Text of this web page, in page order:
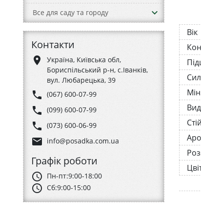
Все для саду та городу keyboard_arrow_down
Контакти
place
Україна, Київська обл,
Бориспільський р-н, с.Іванків,
вул. Любарецька, 39
phone (067) 600-07-99
phone (099) 600-07-99
phone (073) 600-06-99
email info@posadka.com.ua
Графік роботи
schedule Пн-пт:9:00-18:00
schedule Сб:9:00-15:00
Вік